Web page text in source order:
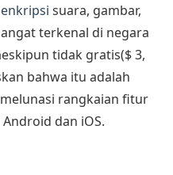
enkripsi suara, gambar,
terkenal di negara
tidak gratis($ 3,
bahwa itu adalah
rangkaian fitur
dan iOS.